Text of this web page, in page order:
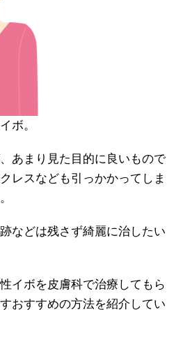
ボ。
あまり見た目的に良いもので
レスなども引っかかってしま
などは残さず綺麗に治したい
イボを皮膚科で治療してもら
おすすめの方法を紹介してい